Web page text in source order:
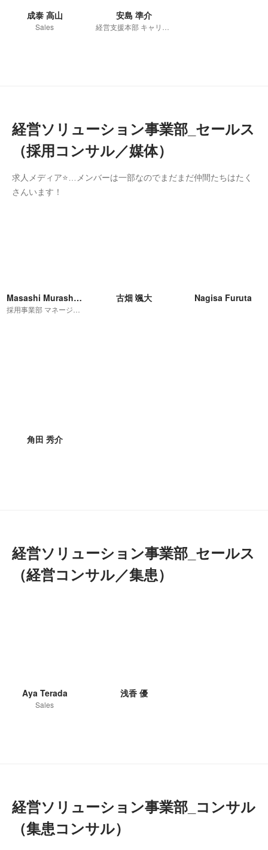
成泰 高山
Sales
安島 準介
経営ソリューション事業部_セールス
（採用コンサル／媒体）
求人メディア⭐…メンバーは一部なのでまだまだ仲間たちはたく
さんいます！
Masashi Murashima 古畑 颯大 Nagisa Furuta
角田 秀介
経営ソリューション事業部_セールス
（経営コンサル／集患）
Aya Terada
Sales
浅香 優
経営ソリューション事業部_コンサル
（集患コンサル）